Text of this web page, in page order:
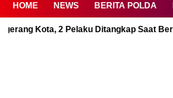
HOME NEWS BERITA POLDA
2 Pelaku Ditangkap Saat Beraksi